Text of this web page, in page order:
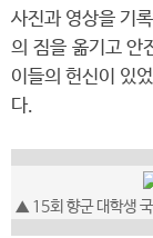
사진과 영상을 기
의 짐을 옮기고 안
이들의 헌신이 있
다.
▲ 15회 향군 대학생